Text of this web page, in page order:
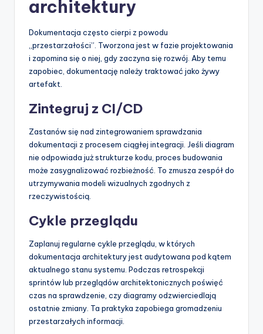
architektury
Dokumentacja często cierpi z powodu
„przestarzałości”. Tworzona jest w fazie projektowania
i zapomina się o niej, gdy zaczyna się rozwój. Aby temu
zapobiec, dokumentację należy traktować jako żywy
artefakt.
Zintegruj z CI/CD
Zastanów się nad zintegrowaniem sprawdzania
dokumentacji z procesem ciągłej integracji. Jeśli diagram
nie odpowiada już strukturze kodu, proces budowania
może zasygnalizować rozbieżność. To zmusza zespół do
utrzymywania modeli wizualnych zgodnych z
rzeczywistością.
Cykle przeglądu
Zaplanuj regularne cykle przeglądu, w których
dokumentacja architektury jest audytowana pod kątem
aktualnego stanu systemu. Podczas retrospekcji
sprintów lub przeglądów architektonicznych poświęć
czas na sprawdzenie, czy diagramy odzwierciedlają
ostatnie zmiany. Ta praktyka zapobiega gromadzeniu
przestarzałych informacji.